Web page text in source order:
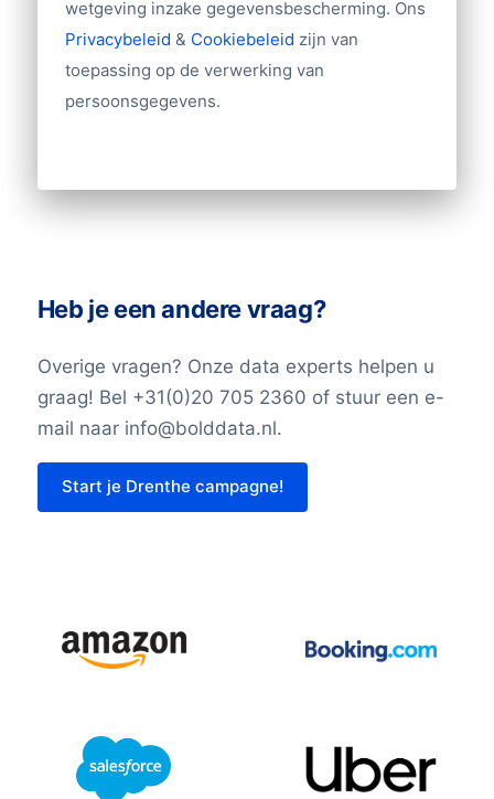
moet je rekening houden met een klein
foutpercentage.
Wij helpen u graag verder!
Lengtegraad
Breedtegraad
Omschrijving
Facebook URL
YouTubeURL
Maandag openingstijden
Maandag sluitingstijd
Dinsdag Openingstijden
Dinsdag sluitingsuur
Woensdag Openingstijden
Woensdag sluitingsuur
Donderdag Openingstijden
Donderdag sluitingsuur
Betalingstypen
Producten
Zondag sluitingstijd
100+ andere datavelden
wetgeving inzake gegevensbescherming. Ons
Privacybeleid & Cookiebeleid zijn van
toepassing op de verwerking van
persoonsgegevens.
Heb je een andere vraag?
Overige vragen? Onze data experts helpen u
graag! Bel +31(0)20 705 2360 of stuur een e-
mail naar info@bolddata.nl.
Start je Drenthe campagne!